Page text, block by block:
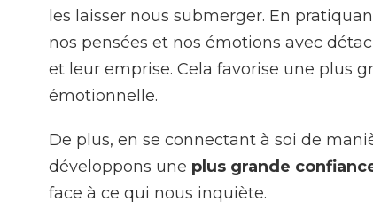
les laisser nous submerger. En
nos pensées et nos émotions avec
et leur emprise. Cela favorise une plus
émotionnelle.
De plus, en se connectant à soi de
développons une plus grande
face à ce qui nous inquiète.